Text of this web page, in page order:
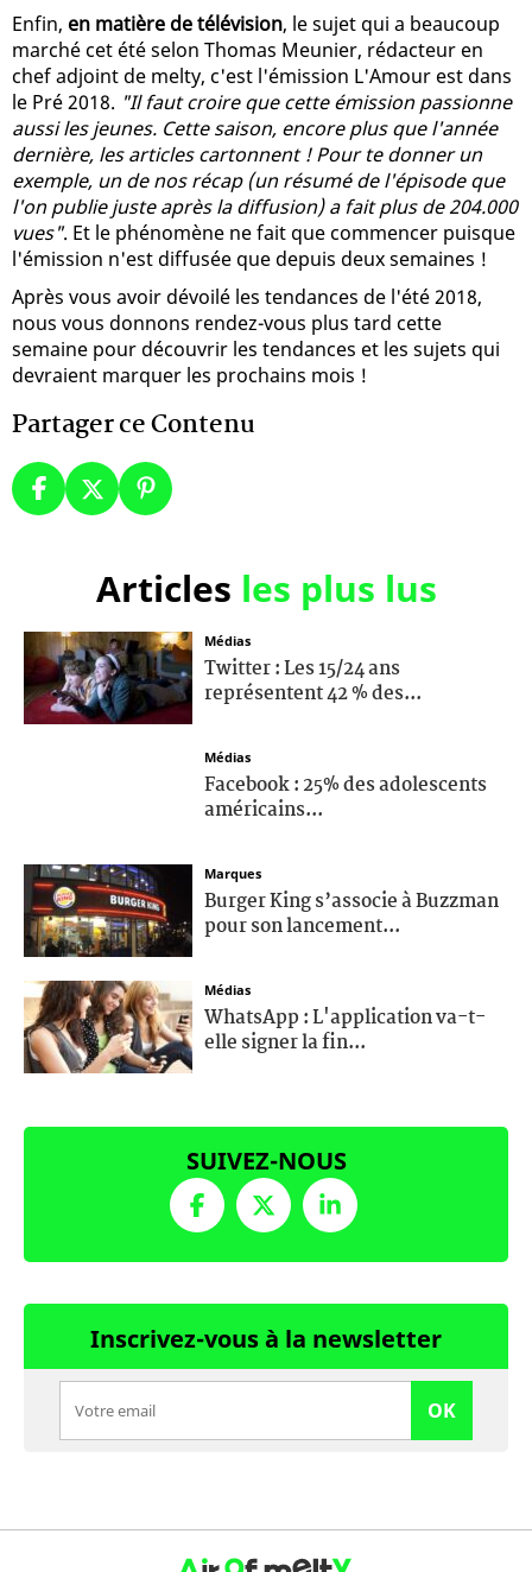
Enfin, en matière de télévision, le sujet qui a beaucoup
marché cet été selon Thomas Meunier, rédacteur en
chef adjoint de melty, c'est l'émission L'Amour est dans
le Pré 2018. "Il faut croire que cette émission passionne
aussi les jeunes. Cette saison, encore plus que l'année
dernière, les articles cartonnent ! Pour te donner un
exemple, un de nos récap (un résumé de l'épisode que
l'on publie juste après la diffusion) a fait plus de 204.000
vues". Et le phénomène ne fait que commencer puisque
l'émission n'est diffusée que depuis deux semaines !
Après vous avoir dévoilé les tendances de l'été 2018,
nous vous donnons rendez-vous plus tard cette
semaine pour découvrir les tendances et les sujets qui
devraient marquer les prochains mois !
Partager ce Contenu
Articles les plus lus
Médias
Twitter : Les 15/24 ans
représentent 42 % des...
Médias
Facebook : 25% des adolescents
américains...
Marques
Burger King s’associe à Buzzman
pour son lancement...
Médias
WhatsApp : L'application va-t-
elle signer la fin...
SUIVEZ-NOUS
Inscrivez-vous à la newsletter
OK